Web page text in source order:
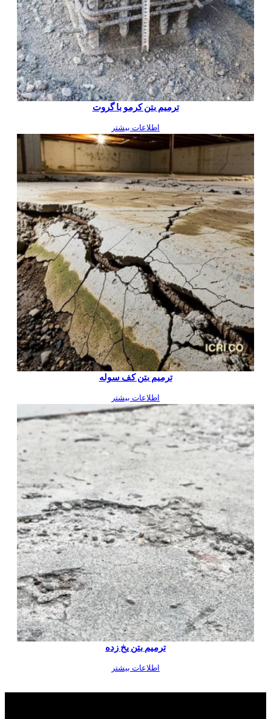
ترمیم بتن کرمو با گروت
اطلاعات بیشتر
ترمیم بتن کف سوله
اطلاعات بیشتر
ترمیم بتن یخ زده
اطلاعات بیشتر